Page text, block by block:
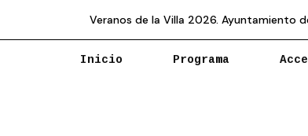
Veranos de la Villa 2026. Ayuntamiento
Inicio Programa